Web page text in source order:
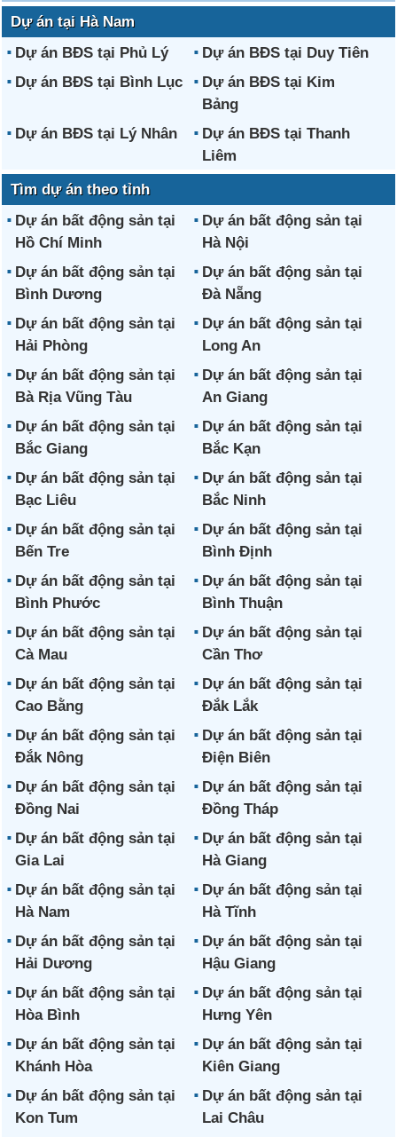
Dự án tại Hà Nam
Dự án BĐS tại Phủ Lý
Dự án BĐS tại Duy Tiên
Dự án BĐS tại Bình Lục
Dự án BĐS tại Kim
Bảng
Dự án BĐS tại Lý Nhân
Dự án BĐS tại Thanh
Liêm
Tìm dự án theo tỉnh
Dự án bất động sản tại
Hồ Chí Minh
Dự án bất động sản tại
Hà Nội
Dự án bất động sản tại
Bình Dương
Dự án bất động sản tại
Đà Nẵng
Dự án bất động sản tại
Hải Phòng
Dự án bất động sản tại
Long An
Dự án bất động sản tại
Bà Rịa Vũng Tàu
Dự án bất động sản tại
An Giang
Dự án bất động sản tại
Bắc Giang
Dự án bất động sản tại
Bắc Kạn
Dự án bất động sản tại
Bạc Liêu
Dự án bất động sản tại
Bắc Ninh
Dự án bất động sản tại
Bến Tre
Dự án bất động sản tại
Bình Định
Dự án bất động sản tại
Bình Phước
Dự án bất động sản tại
Bình Thuận
Dự án bất động sản tại
Cà Mau
Dự án bất động sản tại
Cần Thơ
Dự án bất động sản tại
Cao Bằng
Dự án bất động sản tại
Đắk Lắk
Dự án bất động sản tại
Đắk Nông
Dự án bất động sản tại
Điện Biên
Dự án bất động sản tại
Đồng Nai
Dự án bất động sản tại
Đồng Tháp
Dự án bất động sản tại
Gia Lai
Dự án bất động sản tại
Hà Giang
Dự án bất động sản tại
Hà Nam
Dự án bất động sản tại
Hà Tĩnh
Dự án bất động sản tại
Hải Dương
Dự án bất động sản tại
Hậu Giang
Dự án bất động sản tại
Hòa Bình
Dự án bất động sản tại
Hưng Yên
Dự án bất động sản tại
Khánh Hòa
Dự án bất động sản tại
Kiên Giang
Dự án bất động sản tại
Kon Tum
Dự án bất động sản tại
Lai Châu